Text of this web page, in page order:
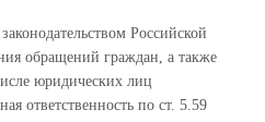
Российской
обращений граждан, а также
юридических лиц
ответственность по ст. 5.59